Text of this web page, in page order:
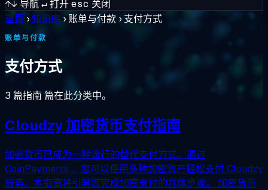
↑↓ 导航↵打开esc 关闭
首页 ›知识库 › 账单与付款 › 支付方式
账单与付款
支付方式
3 篇指南 篇在此分类中。
Cloudzy 加密货币支付指南
加密货币已成为一种流行的替代支付方式，通过
CoinPayments ，您可以使用多种加密资产轻松支付 Cloudzy
服务。本指南将引导您完成加密支付的具体步骤。 加密货币